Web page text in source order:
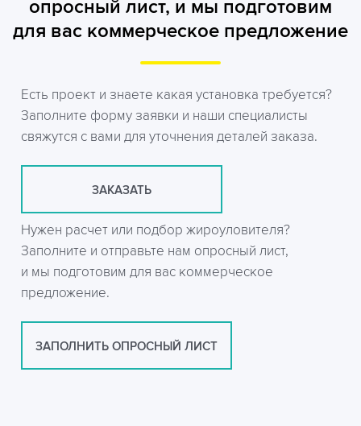
опросный лист, и мы подготовим
для вас коммерческое предложение
Есть проект и знаете какая установка требуется?
Заполните форму заявки и наши специалисты
свяжутся с вами для уточнения деталей заказа.
ЗАКАЗАТЬ
Нужен расчет или подбор жироуловителя?
Заполните и отправьте нам опросный лист,
и мы подготовим для вас коммерческое
предложение.
ЗАПОЛНИТЬ ОПРОСНЫЙ ЛИСТ